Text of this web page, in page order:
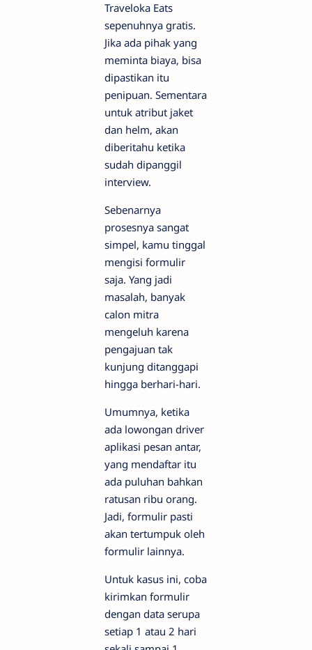
Traveloka Eats
sepenuhnya gratis.
Jika ada pihak yang
meminta biaya, bisa
dipastikan itu
penipuan. Sementara
untuk atribut jaket
dan helm, akan
diberitahu ketika
sudah dipanggil
interview.
Sebenarnya
prosesnya sangat
simpel, kamu tinggal
mengisi formulir
saja. Yang jadi
masalah, banyak
calon mitra
mengeluh karena
pengajuan tak
kunjung ditanggapi
hingga berhari-hari.
Umumnya, ketika
ada lowongan driver
aplikasi pesan antar,
yang mendaftar itu
ada puluhan bahkan
ratusan ribu orang.
Jadi, formulir pasti
akan tertumpuk oleh
formulir lainnya.
Untuk kasus ini, coba
kirimkan formulir
dengan data serupa
setiap 1 atau 2 hari